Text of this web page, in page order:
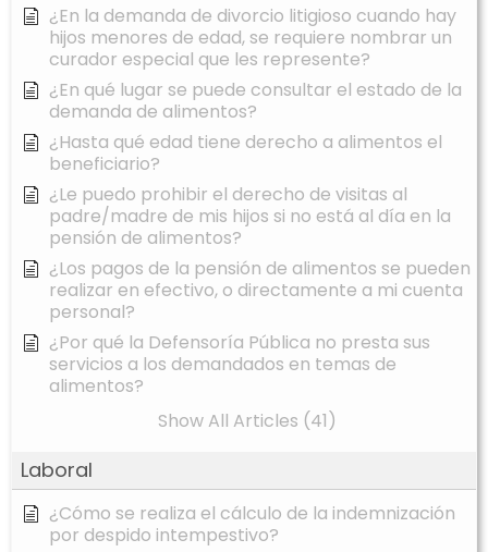
¿En la demanda de divorcio litigioso cuando hay
hijos menores de edad, se requiere nombrar un
curador especial que les represente?
¿En qué lugar se puede consultar el estado de la
demanda de alimentos?
¿Hasta qué edad tiene derecho a alimentos el
beneficiario?
¿Le puedo prohibir el derecho de visitas al
padre/madre de mis hijos si no está al día en la
pensión de alimentos?
¿Los pagos de la pensión de alimentos se pueden
realizar en efectivo, o directamente a mi cuenta
personal?
¿Por qué la Defensoría Pública no presta sus
servicios a los demandados en temas de
alimentos?
Show All Articles (41)
Laboral
¿Cómo se realiza el cálculo de la indemnización
por despido intempestivo?